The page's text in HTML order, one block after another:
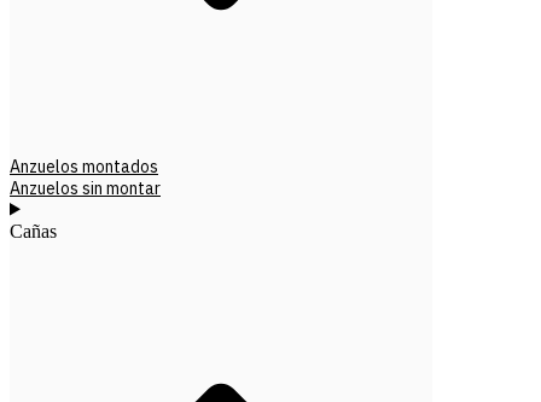
Anzuelos montados
Anzuelos sin montar
Cañas